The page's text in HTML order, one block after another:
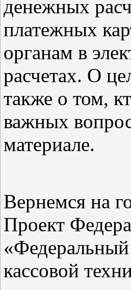
денежных
платежных
органам в
расчетах. О
также о том,
важных
материале.
Вернемся на
Проект
кассовой